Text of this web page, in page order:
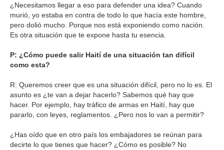
¿Necesitamos llegar a eso para defender una idea? Cuando
murió, yo estaba en contra de todo lo que hacía este hombre,
pero dolió mucho. Porque nos está exponiendo como nación.
Es otra situación que te expone hasta tu esencia.
P: ¿Cómo puede salir Haití de una situación tan difícil
como esta?
R: Queremos creer que es una situación difícil, pero no lo es. El
asunto es ¿te van a dejar hacerlo? Sabemos qué hay que
hacer. Por ejemplo, hay tráfico de armas en Haití, hay que
pararlo, con leyes, reglamentos. ¿Pero nos lo van a permitir?
¿Has oído que en otro país los embajadores se reúnan para
decirte lo que tienes que hacer? ¿Cómo es posible? No